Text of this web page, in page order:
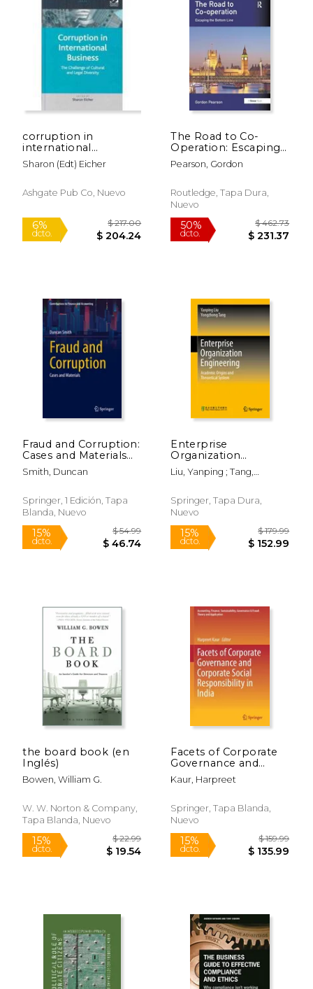
15%
dcto. $ 16.11
15%
dcto.
50%
dcto.
50%
dcto.
corruption in
international
business,the
challenge of cultural
Sharon (edt) Eicher
Ashgate Pub Co, Nuevo
6%
dcto.
$ 217.00
$ 204.24
The Road to Co-
Operation: Escaping
the Bottom Line (en
Inglés)
Pearson, Gordon
Routledge, Tapa Dura,
Nuevo
50%
Fraud and Corruption:
Cases and Materials
(en Inglés)
Smith, Duncan
Springer, 1 Edición, Tapa
Blanda, Nuevo
Enterprise
Organization
Engineering:
Academic Origins and
(en Inglés)
Liu, Yanping ; Tang,
Springer, Tapa Dura,
Nuevo
the board book (en
Inglés)
Bowen, William G.
W. W. Norton & Company,
Tapa Blanda, Nuevo
Facets of Corporate
Governance and
Corporate Social
Responsibility in India
Kaur, Harpreet
Springer, Tapa Blanda,
Nuevo